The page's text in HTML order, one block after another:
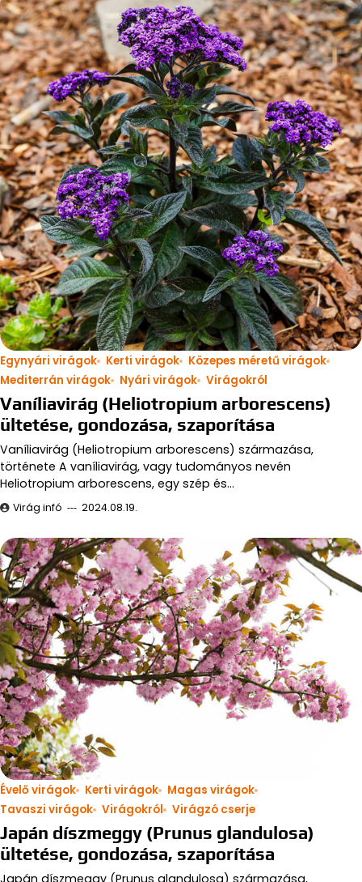
Egynyári virágok Kerti virágok
Közepes méretű virágok
Mediterrán virágok
Nyári virágok Virágokról
Vaníliavirág (Heliotropium arborescens)
ültetése, gondozása, szaporítása
Vaníliavirág (Heliotropium arborescens) származása,
története A vaníliavirág, vagy tudományos nevén
Heliotropium arborescens, egy szép és…
Virág infó 2024.08.19.
Évelő virágok Kerti virágok
Magas virágok
Tavaszi virágok Virágokról Virágzó cserje
Japán díszmeggy (Prunus glandulosa)
ültetése, gondozása, szaporítása